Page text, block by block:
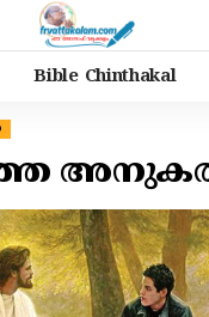
Bible Chinthakal